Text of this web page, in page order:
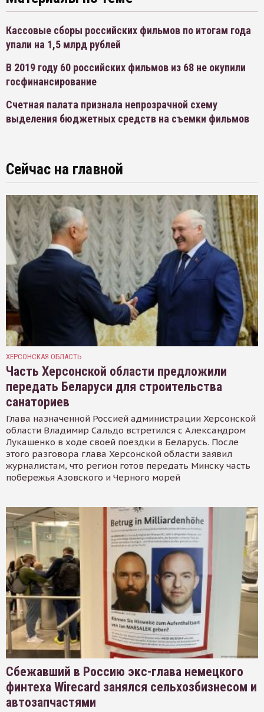
Кассовые сборы российских фильмов по итогам года
упали на 1,5 млрд рублей
В 2019 году 60 российских фильмов из 68 не окупили
госфинансирование
Счетная палата признала непрозрачной схему
выделения бюджетных средств на съемки фильмов
Сейчас на главной
ХЕРСОНСКАЯ ОБЛАСТЬ
Часть Херсонской области предложили
передать Беларуси для строительства
санаториев
Глава назначенной Россией администрации Херсонской
области Владимир Сальдо встретился с Александром
Лукашенко в ходе своей поездки в Беларусь. После
этого разговора глава Херсонской области заявил
журналистам, что регион готов передать Минску часть
побережья Азовского и Черного морей
Сбежавший в Россию экс-глава немецкого
финтеха Wirecard занялся сельхозбизнесом и
автозапчастями